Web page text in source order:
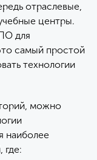
отраслевые,
центры.
для
самый простой
технологии
можно
наиболее
где: